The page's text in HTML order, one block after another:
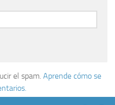
el spam. Aprende cómo se